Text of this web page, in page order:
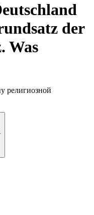
der
Was
религиозной